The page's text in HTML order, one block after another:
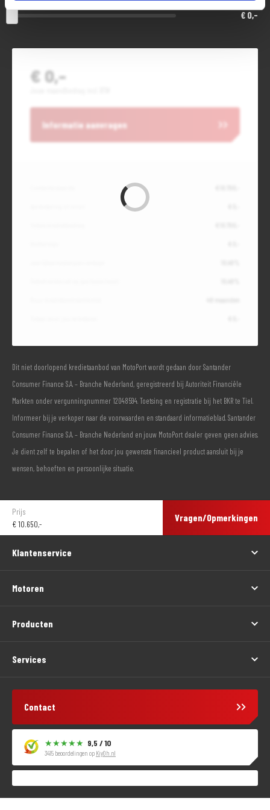
€ 0,-
€ 0,-
Informatie aanvragen
Dit niet doorlopend kredietaanbod van MotoPort wordt gedaan door Santander
Consumer Finance S.A. – Branche Nederland, geregistreerd bij Autoriteit Financiële
Markten onder vergunningnummer 12048594. Toetsing en registratie bij het BKR te Tiel.
Informeer bij je verkoper naar de voorwaarden en standaard informatieblad. Santander
Consumer Finance S.A. – Branche Nederland en jouw MotoPort dealer geven geen advies.
Je dient zelf te bepalen of het door jou gewenste financieel product aansluit bij je
wensen, behoeften en persoonlijke situatie.
Prijs
€10.650,-
Vragen/Opmerkingen
Klantenservice
Motoren
Producten
Services
Contact
9,5 / 10
3415 beoordelingen op KiyOh.nl